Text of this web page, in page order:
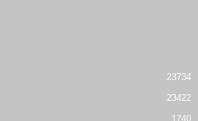
23734
23422
1740